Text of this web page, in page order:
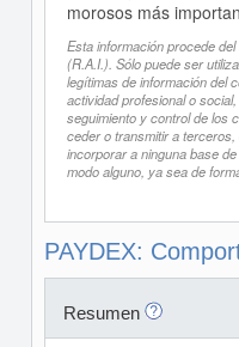
morosos más
Esta información procede
(R.A.I.). Sólo puede ser
legítimas de información del
actividad profesional o
seguimiento y control de los
ceder o transmitir a
incorporar a ninguna base
modo alguno, ya sea de
PAYDEX:
Resumen